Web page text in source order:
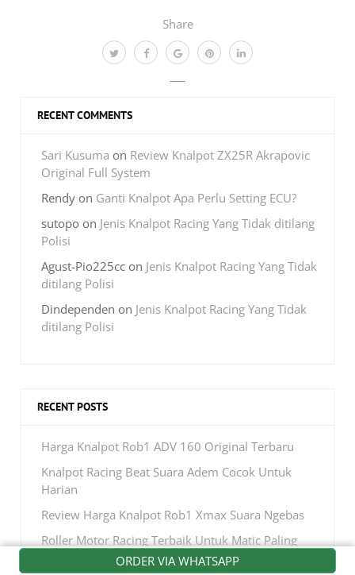
Share
RECENT COMMENTS
Sari Kusuma on Review Knalpot ZX25R Akrapovic
Original Full System
Rendy on Ganti Knalpot Apa Perlu Setting ECU?
sutopo on Jenis Knalpot Racing Yang Tidak ditilang
Polisi
Agust-Pio225cc on Jenis Knalpot Racing Yang Tidak
ditilang Polisi
Dindependen on Jenis Knalpot Racing Yang Tidak
ditilang Polisi
RECENT POSTS
Harga Knalpot Rob1 ADV 160 Original Terbaru
Knalpot Racing Beat Suara Adem Cocok Untuk
Harian
Review Harga Knalpot Rob1 Xmax Suara Ngebas
Roller Motor Racing Terbaik Untuk Matic Paling
ORDER VIA WHATSAPP